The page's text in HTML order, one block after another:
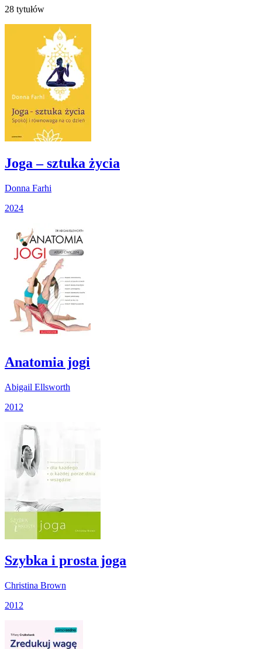
28 tytułów
Joga – sztuka życia
Donna Farhi
2024
Anatomia jogi
Abigail Ellsworth
2012
Szybka i prosta joga
Christina Brown
2012